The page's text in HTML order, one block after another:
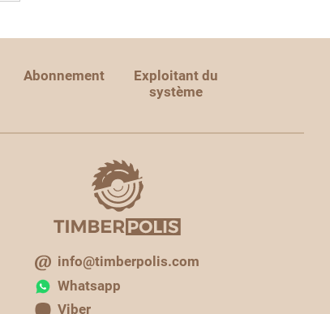
Abonnement
Exploitant du
système
info@timberpolis.com
Whatsapp
Viber